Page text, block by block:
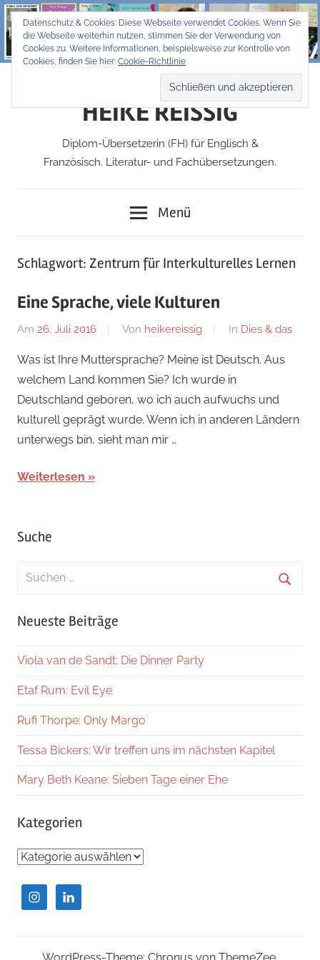
Zum
Inhalt
springen
HEIKE REISSIG
Diplom-Übersetzerin (FH) für Englisch &
Französisch. Literatur- und Fachübersetzungen.
Menü
Schlagwort: Zentrum für Interkulturelles Lernen
Eine Sprache, viele Kulturen
Am 26. Juli 2016 Von heikereissig In Dies & das
Was ist Ihre Muttersprache? Meine ist Deutsch. Aus
welchem Land kommen Sie? Ich wurde in
Deutschland geboren, wo ich auch aufwuchs und
kulturell geprägt wurde. Wenn ich in anderen Ländern
unterwegs bin, sieht man mir …
Weiterlesen
Suche
Suchen
Neueste Beiträge
Viola van de Sandt: Die Dinner Party
Etaf Rum: Evil Eye
Rufi Thorpe: Only Margo
Tessa Bickers: Wir treffen uns im nächsten Kapitel
Mary Beth Keane: Sieben Tage einer Ehe
Kategorien
Kategorien
WordPress-Theme: Chronus von ThemeZee.
Datenschutz & Cookies: Diese Webseite verwendet Cookies. Wenn Sie
die Webseite weiterhin nutzen, stimmen Sie der Verwendung von
Cookies zu. Weitere Informationen, beispielsweise zur Kontrolle von
Cookies, finden Sie hier: Cookie-Richtlinie